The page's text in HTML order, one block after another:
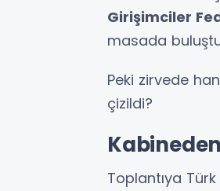
Girişimciler
masada
Peki zirvede
çizildi?
Toplantıya